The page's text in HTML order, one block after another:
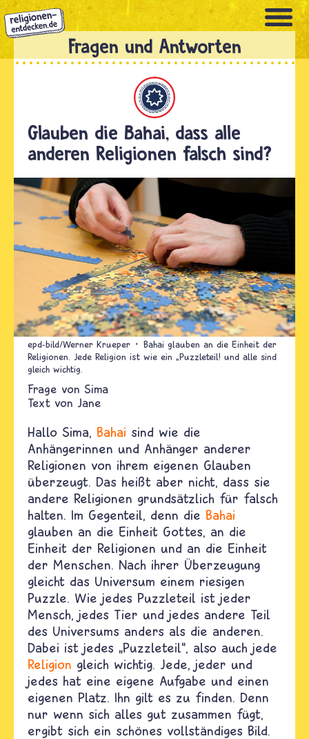
Direkt
zum
Inhalt
Glauben die Bahai, dass alle
anderen Religionen falsch sind?
epd-bild/Werner Krueper
Bahai glauben an die Einheit der
Religionen. Jede Religion ist wie ein „Puzzleteil! und alle sind
gleich wichtig.
Sima
Text von Jane
Hallo Sima, Bahai sind wie die
Anhängerinnen und Anhänger anderer
Religionen von ihrem eigenen Glauben
überzeugt. Das heißt aber nicht, dass sie
andere Religionen grundsätzlich für falsch
halten. Im Gegenteil, denn die Bahai
glauben an die Einheit Gottes, an die
Einheit der Religionen und an die Einheit
der Menschen. Nach ihrer Überzeugung
gleicht das Universum einem riesigen
Puzzle. Wie jedes Puzzleteil ist jeder
Mensch, jedes Tier und jedes andere Teil
des Universums anders als die anderen.
Dabei ist jedes „Puzzleteil“, also auch jede
Religion gleich wichtig. Jede, jeder und
jedes hat eine eigene Aufgabe und einen
eigenen Platz. Ihn gilt es zu finden. Denn
nur wenn sich alles gut zusammen fügt,
ergibt sich ein schönes vollständiges Bild.